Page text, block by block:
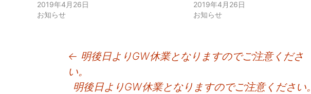
2019年4月26日
お知らせ
2019年4月26日
お知らせ
← 明後日よりGW休業となりますのでご注意くださ
い。
明後日よりGW休業となりますのでご注意ください。